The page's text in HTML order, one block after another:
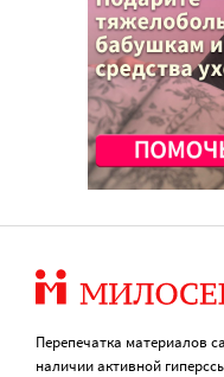
Перепечатка материалов
наличии активной